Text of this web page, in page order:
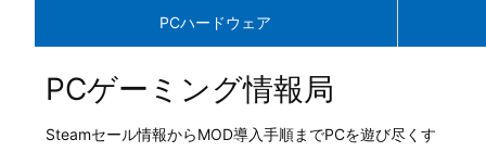
PCハードウェア
PCゲーミング情報局
Steamセール情報からMOD導入手順までPCを遊び尽くす